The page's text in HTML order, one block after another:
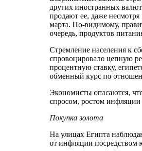
других иностранных
продают ее, даже
марта. По-видимому,
очередь, продуктов
Стремление населения к
спровоцировало цепную
процентную ставку,
обменный курс по
Экономисты опасаются,
спросом, ростом
Покупка золота
На улицах Египта
от инфляции посредством